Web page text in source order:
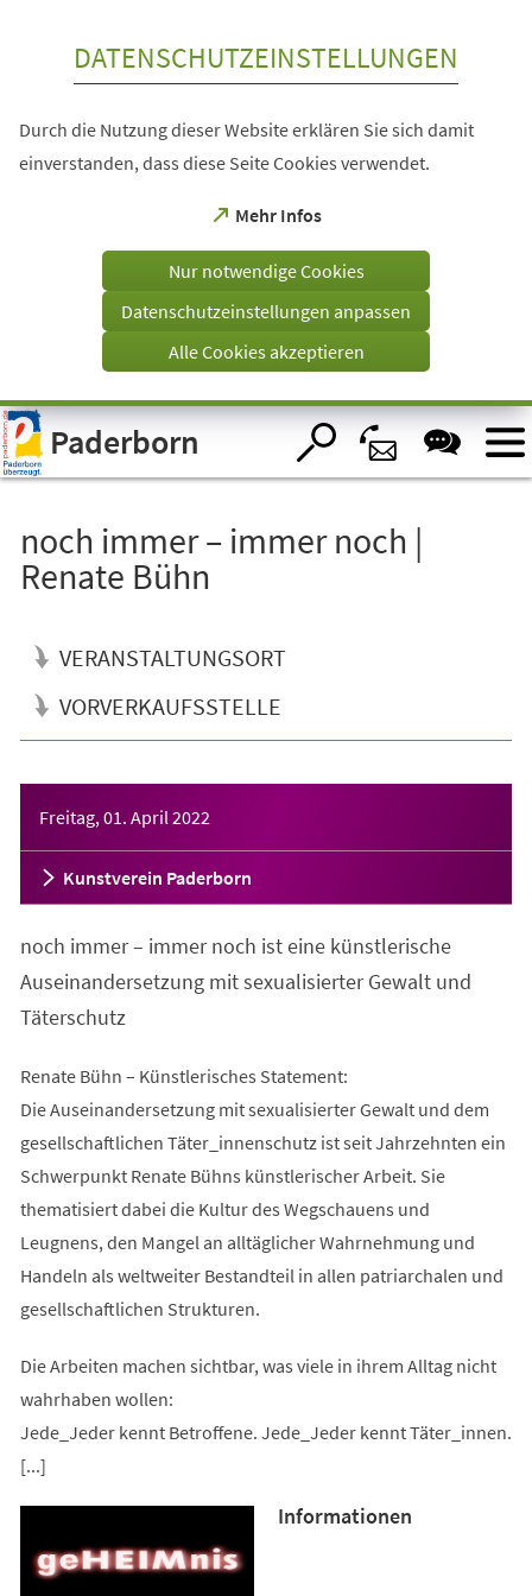
Visuelle
Assistenzsoftware
öffnen.
DATENSCHUTZEINSTELLUNGEN
Durch die Nutzung dieser Website erklären Sie sich damit
einverstanden, dass diese Seite Cookies verwendet.
Mehr Infos
(Öffnet
einem
Tab)
Nur notwendige Cookies
Datenschutzeinstellungen anpassen
Alle Cookies akzeptieren
Paderborn
noch immer – immer noch |
Renate Bühn
VERANSTALTUNGSORT
VORVERKAUFSSTELLE
Freitag, 01. April 2022
Kunstverein Paderborn
noch immer – immer noch ist eine künstlerische
Auseinandersetzung mit sexualisierter Gewalt und
Täterschutz
Renate Bühn – Künstlerisches Statement:
Die Auseinandersetzung mit sexualisierter Gewalt und dem
gesellschaftlichen Täter_innenschutz ist seit Jahrzehnten ein
Schwerpunkt Renate Bühns künstlerischer Arbeit. Sie
thematisiert dabei die Kultur des Wegschauens und
Leugnens, den Mangel an alltäglicher Wahrnehmung und
Handeln als weltweiter Bestandteil in allen patriarchalen und
gesellschaftlichen Strukturen.
Die Arbeiten machen sichtbar, was viele in ihrem Alltag nicht
wahrhaben wollen:
Jede_Jeder kennt Betroffene. Jede_Jeder kennt Täter_innen.
[...]
Informationen